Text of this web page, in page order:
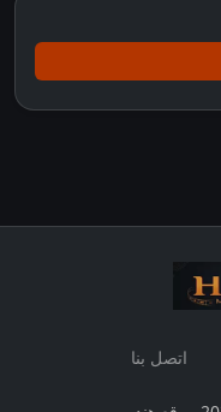
اتصل بنا